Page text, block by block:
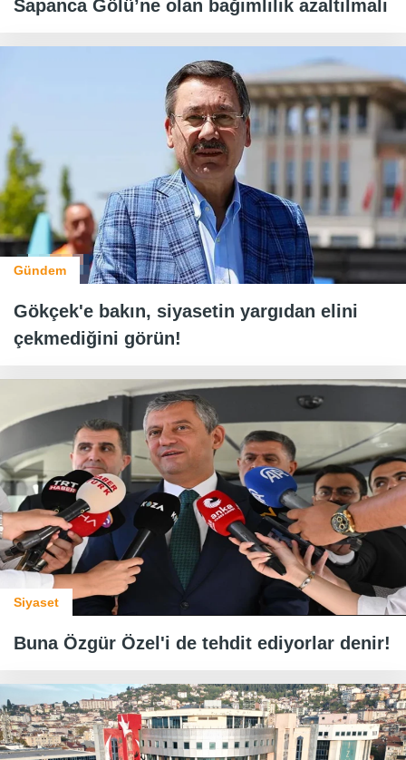
Sapanca Gölü’ne olan bağımlılık azaltılmalı
Gündem
Gökçek'e bakın, siyasetin yargıdan elini
çekmediğini görün!
Siyaset
Buna Özgür Özel'i de tehdit ediyorlar denir!